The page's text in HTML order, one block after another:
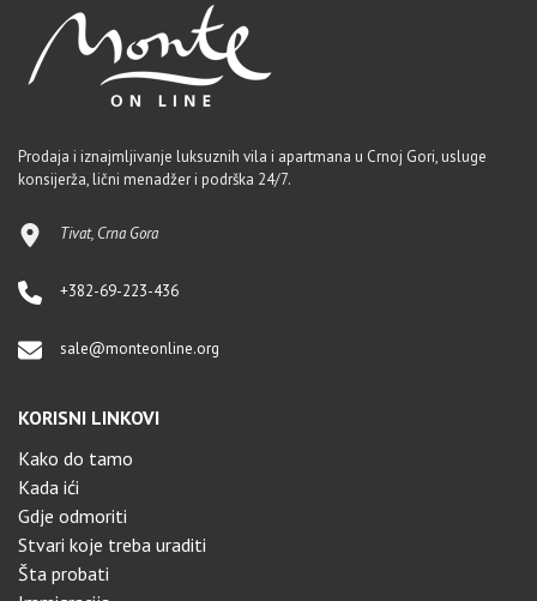
Prodaja i iznajmljivanje luksuznih vila i apartmana u Crnoj Gori, usluge
konsijerža, lični menadžer i podrška 24/7.
Tivat, Crna Gora
+382-69-223-436
sale@monteonline.org
KORISNI LINKOVI
Kako do tamo
Kada ići
Gdje odmoriti
Stvari koje treba uraditi
Šta probati